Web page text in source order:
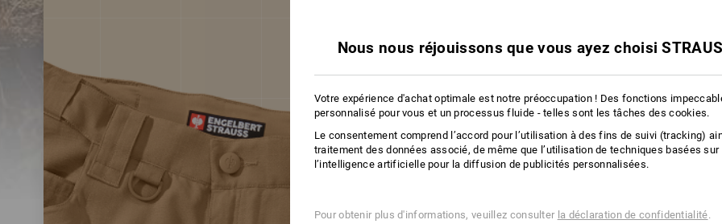
Nous nous réjouissons que vous ayez choisi
Votre expérience d'achat optimale est notre préoccupation ! Des fonctions
personnalisé pour vous et un processus fluide - telles sont les tâches des cookies.
Le consentement comprend l’accord pour l’utilisation à des fins de suivi (tracking)
traitement des données associé, de même que l’utilisation de techniques basées sur
l’intelligence artificielle pour la diffusion de publicités personnalisées.
Pour obtenir plus d'informations, veuillez consulter la déclaration de confidentialité.